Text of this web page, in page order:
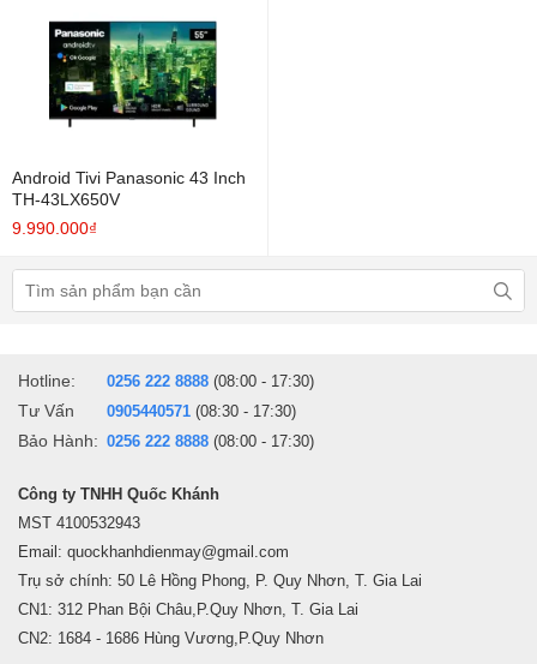
Android Tivi Panasonic 43 Inch
TH-43LX650V
9.990.000₫
Hotline: 0256 222 8888 (08:00 - 17:30)
Tư Vấn 0905440571 (08:30 - 17:30)
Bảo Hành: 0256 222 8888 (08:00 - 17:30)
Công ty TNHH Quốc Khánh
MST 4100532943
Email: quockhanhdienmay@gmail.com
Trụ sở chính: 50 Lê Hồng Phong, P. Quy Nhơn, T. Gia Lai
CN1: 312 Phan Bội Châu,P.Quy Nhơn, T. Gia Lai
CN2: 1684 - 1686 Hùng Vương,P.Quy Nhơn